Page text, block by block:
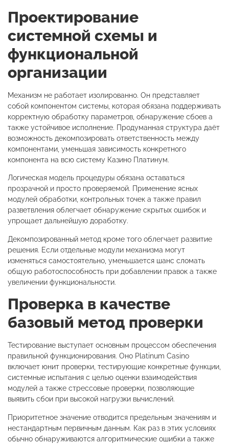
Проектирование
системной схемы и
функциональной
организации
Механизм не работает изолированно. Он представляет
собой компонентом системы, которая обязана поддерживать
корректную обработку параметров, обнаружение сбоев а
также устойчивое исполнение. Продуманная структура даёт
возможность декомпозировать ответственность между
компонентами, уменьшая зависимость конкретного
компонента на всю систему Казино Платинум.
Логическая модель процедуры обязана оставаться
прозрачной и просто проверяемой. Применение ясных
модулей обработки, контрольных точек а также правил
разветвления облегчает обнаружение скрытых ошибок и
упрощает дальнейшую доработку.
Декомпозированный метод кроме того облегчает развитие
решения. Если отдельные модули механизма могут
изменяться самостоятельно, уменьшается шанс сломать
общую работоспособность при добавлении правок а также
увеличении функциональности.
Проверка в качестве
базовый метод проверки
Тестирование выступает основным процессом обеспечения
правильной функционирования. Оно Platinum Casino
включает юнит проверки, тестирующие конкретные функции,
системные испытания с целью оценки взаимодействия
модулей а также стрессовые проверки, позволяющие
выявить сбои при высокой нагрузки вычислений.
Приоритетное значение отводится предельным значениям и
нестандартным первичным данным. Как раз в этих условиях
обычно обнаруживаются алгоритмические ошибки а также